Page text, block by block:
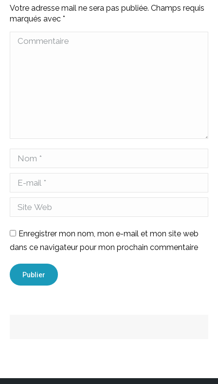
Votre adresse mail ne sera pas publiée. Champs requis
marqués avec *
Commentaire
Nom *
E-mail *
Site Web
Enregistrer mon nom, mon e-mail et mon site web
dans ce navigateur pour mon prochain commentaire
Publier